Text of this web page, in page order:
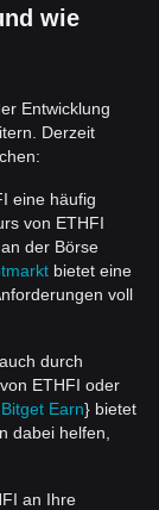
wie
Entwicklung
Derzeit
eine häufig
von ETHFI
der Börse
bietet eine
voll
durch
ETHFI oder
Bitget Earn} bietet
dabei helfen,
an Ihre